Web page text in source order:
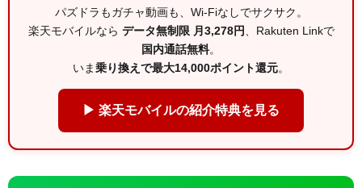
パズドラもガチャ動画も、Wi-Fiなしでサクサク。
楽天モバイルなら データ無制限 月3,278円 、Rakuten Linkで
国内通話無料。
いま乗り換えで最大14,000ポイント還元。
▶ 楽天モバイルの紹介特典を見る